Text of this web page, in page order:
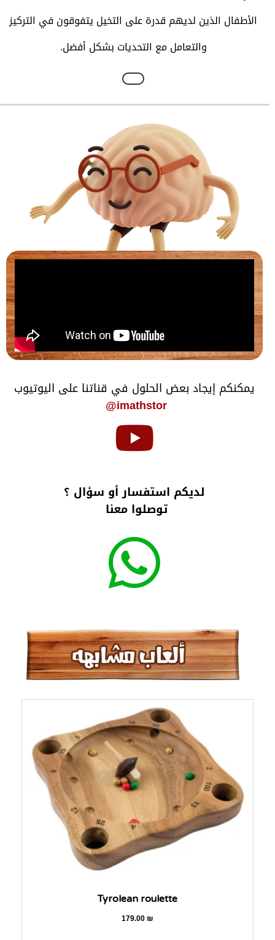
الأطفال الذين لديهم قدرة على التخيل يتفوقون في التركيز
والتعامل مع التحديات بشكل أفضل.
يمكنكم إيجاد بعض الحلول في قناتنا على اليوتيوب
imathstor@
لديكم استفسار أو سؤال ؟
توصلوا معنا
Tyrolean roulette
179.00₪